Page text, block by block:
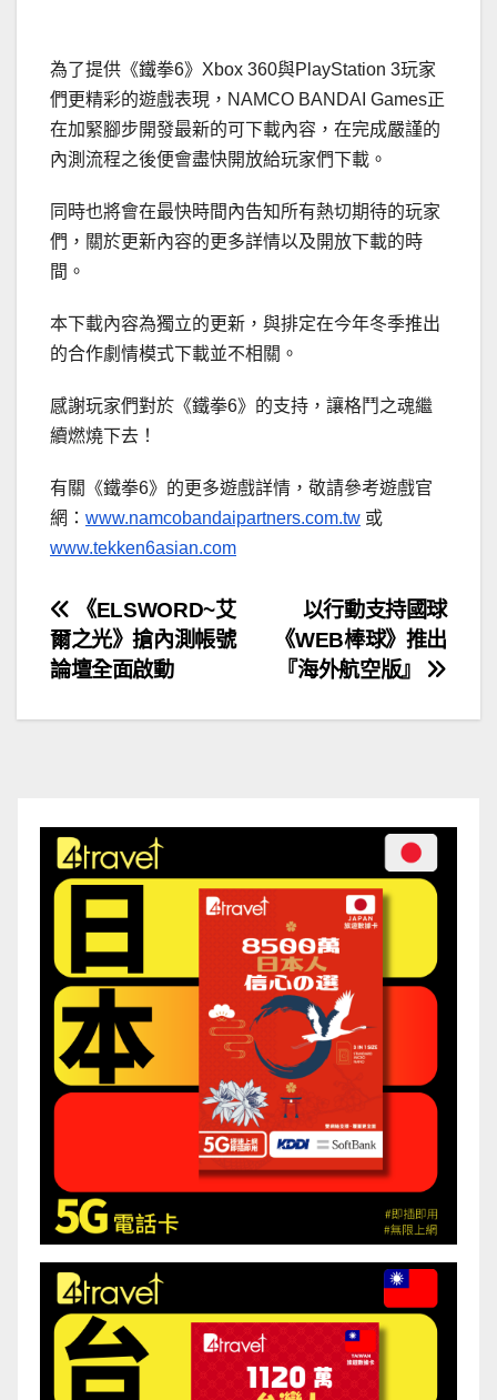
為了提供《鐵拳6》Xbox 360與PlayStation 3玩家
們更精彩的遊戲表現，NAMCO BANDAI Games正
在加緊腳步開發最新的可下載內容，在完成嚴謹的
內測流程之後便會盡快開放給玩家們下載。
同時也將會在最快時間內告知所有熱切期待的玩家
們，關於更新內容的更多詳情以及開放下載的時
間。
本下載內容為獨立的更新，與排定在今年冬季推出
的合作劇情模式下載並不相關。
感謝玩家們對於《鐵拳6》的支持，讓格鬥之魂繼
續燃燒下去！
有關《鐵拳6》的更多遊戲詳情，敬請參考遊戲官
網： www.namcobandaipartners.com.tw 或
www.tekken6asian.com
文
章
導
以行動支持國球
《WEB棒球》推出
『海外航空版』
《ELSWORD~艾
爾之光》搶內測帳號
論壇全面啟動